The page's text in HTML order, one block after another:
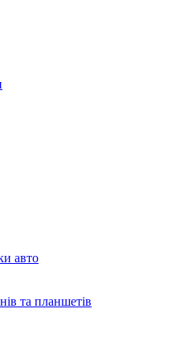
авто
та планшетів